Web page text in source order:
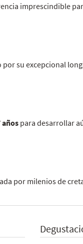
imprescindible
su excepcional
añospara desarrollar
por milenios de